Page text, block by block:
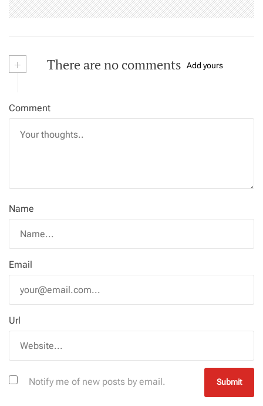
+ There are no comments Add yours
Comment
Name
Email
Url
Notify me of new posts by email.